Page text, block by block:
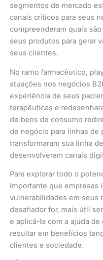
segmentos de mercado
canais críticos para seus
compreenderam quais
seus produtos para gerar
seus clientes.
No ramo farmacêutico,
atuações nos negócios
experiência de seus
terapêuticas e
de bens de consumo
de negócio para linhas de
transformaram sua linha
desenvolveram canais
Para explorar todo o
importante que empresas
vulnerabilidades em seus
desafiador for, mais útil
e aplicá-la com a ajuda
resultar em benefícios
clientes e sociedade.